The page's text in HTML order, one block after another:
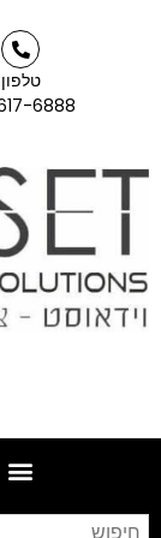
טלפון
6888